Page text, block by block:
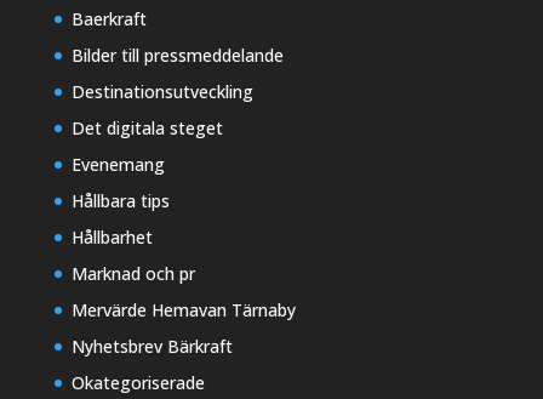
Baerkraft
Bilder till pressmeddelande
Destinationsutveckling
Det digitala steget
Evenemang
Hållbara tips
Hållbarhet
Marknad och pr
Mervärde Hemavan Tärnaby
Nyhetsbrev Bärkraft
Okategoriserade